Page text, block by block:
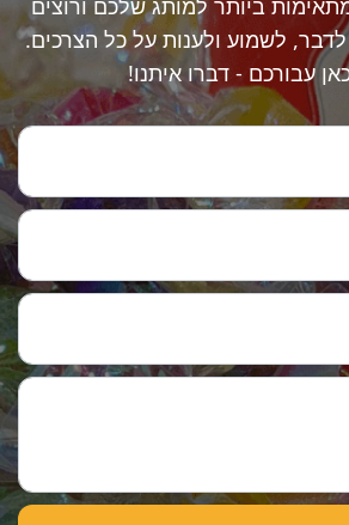
ביותר למותג שלכם ורוצים
לדבר, לשמוע ולענות על כל הצרכים.
עבורכם - דברו איתנו!